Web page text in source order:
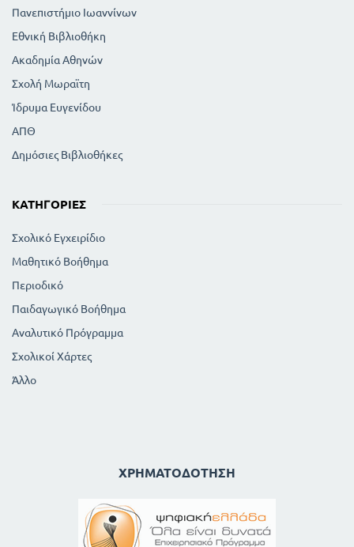
Πανεπιστήμιο Ιωαννίνων
Εθνική Βιβλιοθήκη
Ακαδημία Αθηνών
Σχολή Μωραϊτη
Ίδρυμα Ευγενίδου
ΑΠΘ
Δημόσιες Βιβλιοθήκες
ΚΑΤΗΓΟΡΊΕΣ
Σχολικό Εγχειρίδιο
Μαθητικό Βοήθημα
Περιοδικό
Παιδαγωγικό Βοήθημα
Αναλυτικό Πρόγραμμα
Σχολικοί Χάρτες
Άλλο
ΧΡΗΜΑΤΟΔΌΤΗΣΗ